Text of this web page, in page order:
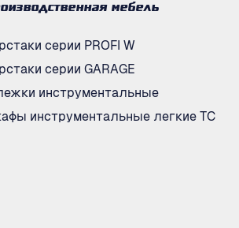
мебель
серии PROFI W
серии GARAGE
инструментальные
инструментальные легкие ТС